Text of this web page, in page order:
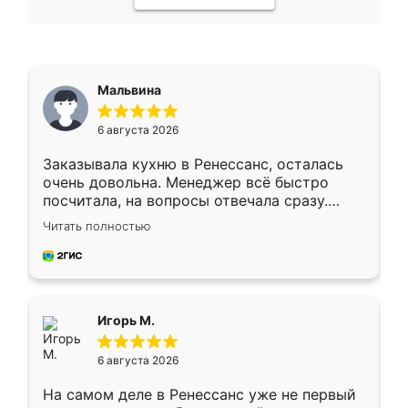
Мальвина
6 августа 2026
Заказывала кухню в Ренессанс, осталась
очень довольна. Менеджер всё быстро
посчитала, на вопросы отвечала сразу.
Замерщик приехал в субботу, подошёл к
делу со всей ответственностью. Собрали
за день, ребята работали аккуратно, даже
Читать полностью
Игорь М.
6 августа 2026
На самом деле в Ренессанс уже не первый